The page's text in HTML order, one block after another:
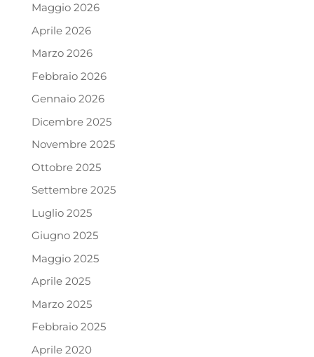
Maggio 2026
Aprile 2026
Marzo 2026
Febbraio 2026
Gennaio 2026
Dicembre 2025
Novembre 2025
Ottobre 2025
Settembre 2025
Luglio 2025
Giugno 2025
Maggio 2025
Aprile 2025
Marzo 2025
Febbraio 2025
Aprile 2020